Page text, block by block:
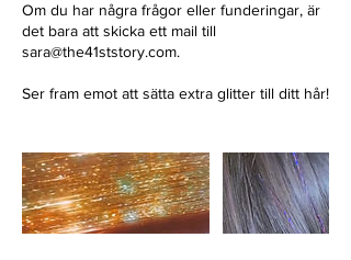
Om du har några frågor eller funderingar, är
det bara att skicka ett mail till
sara@the41ststory.com.
Ser fram emot att sätta extra glitter till ditt hår!